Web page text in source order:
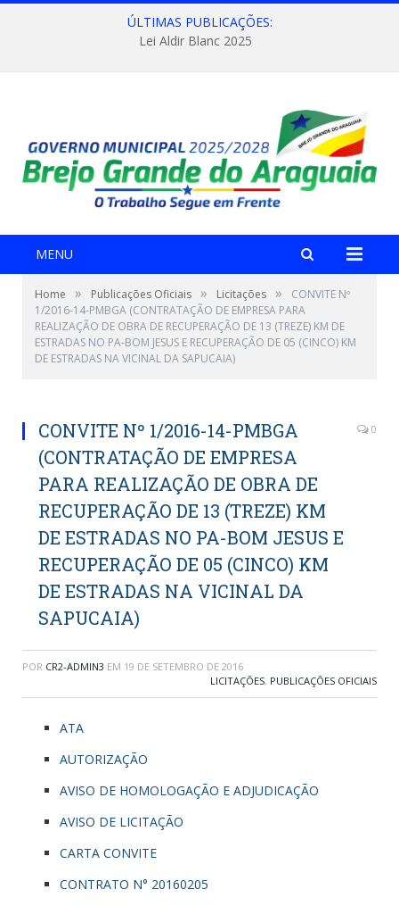
ÚLTIMAS PUBLICAÇÕES:
Lei Aldir Blanc 2025
MENU
Home » Publicações Oficiais » Licitações »
CONVITE Nº
1/2016-14-PMBGA (CONTRATAÇÃO DE EMPRESA PARA
REALIZAÇÃO DE OBRA DE RECUPERAÇÃO DE 13 (TREZE) KM DE
ESTRADAS NO PA-BOM JESUS E RECUPERAÇÃO DE 05 (CINCO) KM
DE ESTRADAS NA VICINAL DA SAPUCAIA)
CONVITE Nº 1/2016-14-PMBGA
(CONTRATAÇÃO DE EMPRESA
PARA REALIZAÇÃO DE OBRA DE
RECUPERAÇÃO DE 13 (TREZE) KM
DE ESTRADAS NO PA-BOM JESUS E
RECUPERAÇÃO DE 05 (CINCO) KM
DE ESTRADAS NA VICINAL DA
SAPUCAIA)
0
POR CR2-ADMIN3 EM 19 DE SETEMBRO DE 2016
LICITAÇÕES, PUBLICAÇÕES OFICIAIS
ATA
AUTORIZAÇÃO
AVISO DE HOMOLOGAÇÃO E ADJUDICAÇÃO
AVISO DE LICITAÇÃO
CARTA CONVITE
CONTRATO N° 20160205